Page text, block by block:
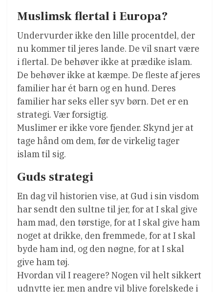
Muslimsk flertal i Europa?
Undervurder ikke den lille procentdel, der
nu kommer til jeres lande. De vil snart være
i flertal. De behøver ikke at prædike islam.
De behøver ikke at kæmpe. De fleste af jeres
familier har ét barn og en hund. Deres
familier har seks eller syv børn. Det er en
strategi. Vær forsigtig.
Muslimer er ikke vore fjender. Skynd jer at
tage hånd om dem, før de virkelig tager
islam til sig.
Guds strategi
En dag vil historien vise, at Gud i sin visdom
har sendt den sultne til jer, for at I skal give
ham mad, den tørstige, for at I skal give ham
noget at drikke, den fremmede, for at I skal
byde ham ind, og den nøgne, for at I skal
give ham tøj.
Hvordan vil I reagere? Nogen vil helt sikkert
udnytte jer, men andre vil blive forelskede i